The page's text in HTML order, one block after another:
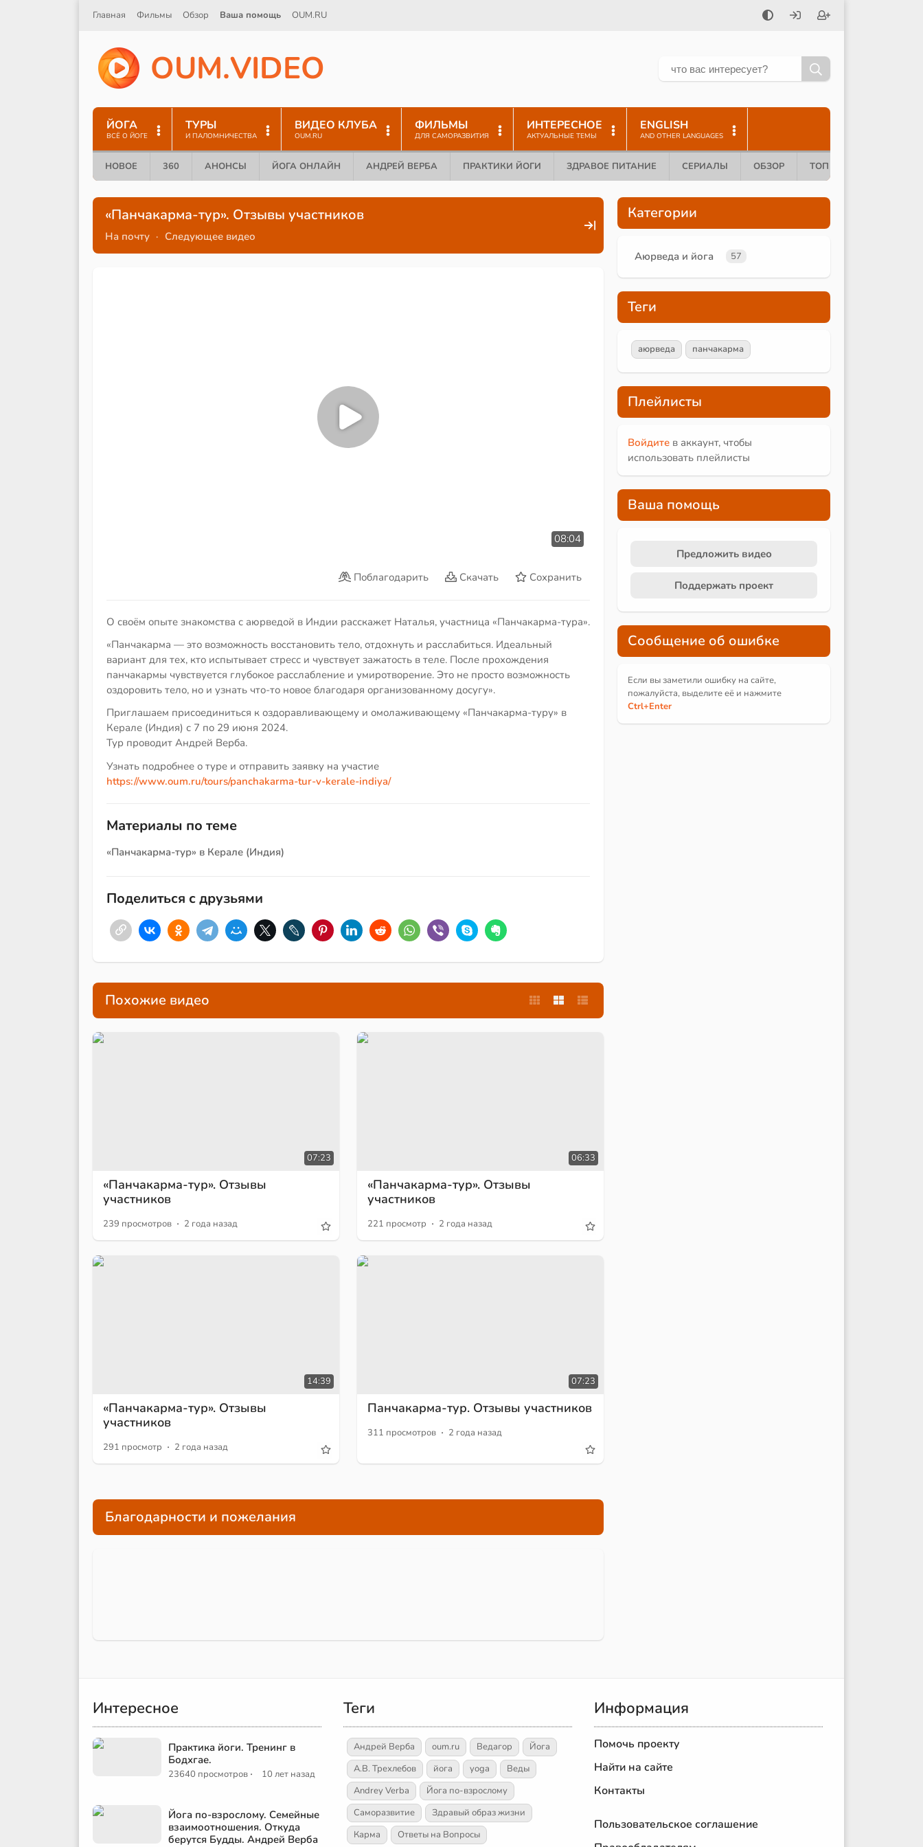
Главная Фильмы Обзор Ваша помощь OUM.RU
OUM.VIDEO
ЙОГА
ВСЁ О ЙОГЕ
ТУРЫ
И ПАЛОМНИЧЕСТВА
ВИДЕО КЛУБА
OUM.RU
ФИЛЬМЫ
ДЛЯ САМОРАЗВИТИЯ
ИНТЕРЕСНОЕ
АКТУАЛЬНЫЕ ТЕМЫ
ENGLISH
AND OTHER LANGUAGES
НОВОЕ 360 АНОНСЫ ЙОГА ОНЛАЙН АНДРЕЙ ВЕРБА ПРАКТИКИ ЙОГИ ЗДРАВОЕ ПИТАНИЕ СЕРИАЛЫ ОБЗОР ТОП 10
«Панчакарма-тур». Отзывы участников
На почту · Следующее видео
08:04
Поблагодарить Скачать Сохранить
О своём опыте знакомства с аюрведой в Индии расскажет Наталья, участница «Панчакарма-тура».
«Панчакарма — это возможность восстановить тело, отдохнуть и расслабиться. Идеальный
вариант для тех, кто испытывает стресс и чувствует зажатость в теле. После прохождения
панчакармы чувствуется глубокое расслабление и умиротворение. Это не просто возможность
оздоровить тело, но и узнать что-то новое благодаря организованному досугу».
Приглашаем присоединиться к оздоравливающему и омолаживающему «Панчакарма-туру» в
Керале (Индия) с 7 по 29 июня 2024.
Тур проводит Андрей Верба.
Узнать подробнее о туре и отправить заявку на участие
https://www.oum.ru/tours/panchakarma-tur-v-kerale-indiya/
Материалы по теме
«Панчакарма-тур» в Керале (Индия)
Поделиться с друзьями
Похожие видео
07:23
«Панчакарма-тур». Отзывы
участников
239 просмотров · 2 года назад
06:33
«Панчакарма-тур». Отзывы
участников
221 просмотр · 2 года назад
14:39
«Панчакарма-тур». Отзывы
участников
291 просмотр · 2 года назад
07:23
Панчакарма-тур. Отзывы участников
311 просмотров · 2 года назад
Благодарности и пожелания
Категории
Аюрведа и йога 57
Теги
аюрведа панчакарма
Плейлисты
Войдите в аккаунт, чтобы
использовать плейлисты
Ваша помощь
Предложить видео
Поддержать проект
Сообщение об ошибке
Если вы заметили ошибку на сайте,
пожалуйста, выделите её и нажмите
Ctrl+Enter
Интересное
Практика йоги. Тренинг в
Бодхгае.
23640 просмотров · 10 лет назад
Йога по-взрослому. Семейные
взаимоотношения. Откуда
берутся Будды. Андрей Верба
Теги
Андрей Верба oum.ru Ведагор
Йога
А.В. Трехлебов
йога yoga
Веды
Andrey Verba
Йога по-взрослому
Саморазвитие
Здравый образ жизни
Карма
Ответы на Вопросы
Информация
Помочь проекту
Найти на сайте
Контакты
Пользовательское соглашение